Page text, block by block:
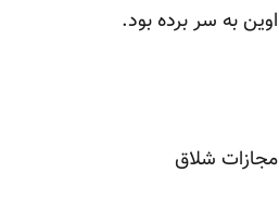
اوین به سر برده بود.
مجازات شلاق